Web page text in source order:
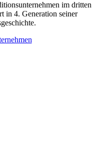
im dritten
in 4. Generation seiner